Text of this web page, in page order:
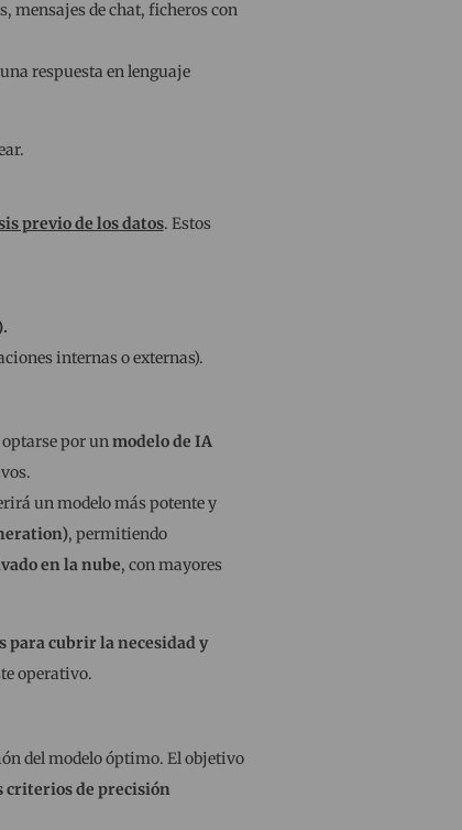
mensajes de chat, ficheros con
respuesta en lenguaje
previo de los datos. Estos
internas o externas).
por unmodelo de IA
un modelo más potente y
, permitiendo
en la nube, con mayores
para cubrir la necesidad y
operativo.
del modelo óptimo. El objetivo
criterios de precisión